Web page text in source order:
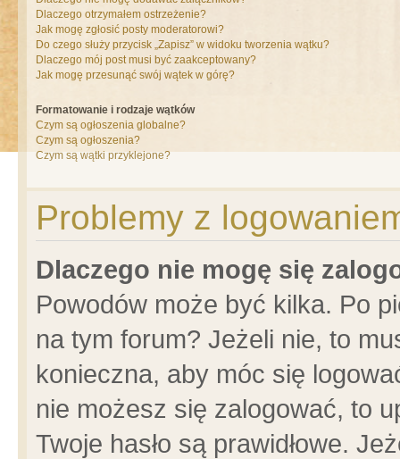
Dlaczego otrzymałem ostrzeżenie?
Jak mogę zgłosić posty moderatorowi?
Do czego służy przycisk „Zapisz” w widoku tworzenia wątku?
Dlaczego mój post musi być zaakceptowany?
Jak mogę przesunąć swój wątek w górę?
Formatowanie i rodzaje wątków
Czym są ogłoszenia globalne?
Czym są ogłoszenia?
Czym są wątki przyklejone?
Problemy z
Dlaczego nie mogę się
Powodów może być kilka. Po
na tym forum? Jeżeli nie, to
konieczna, aby móc się
nie możesz się zalogować, to
Twoje hasło są prawidłowe.